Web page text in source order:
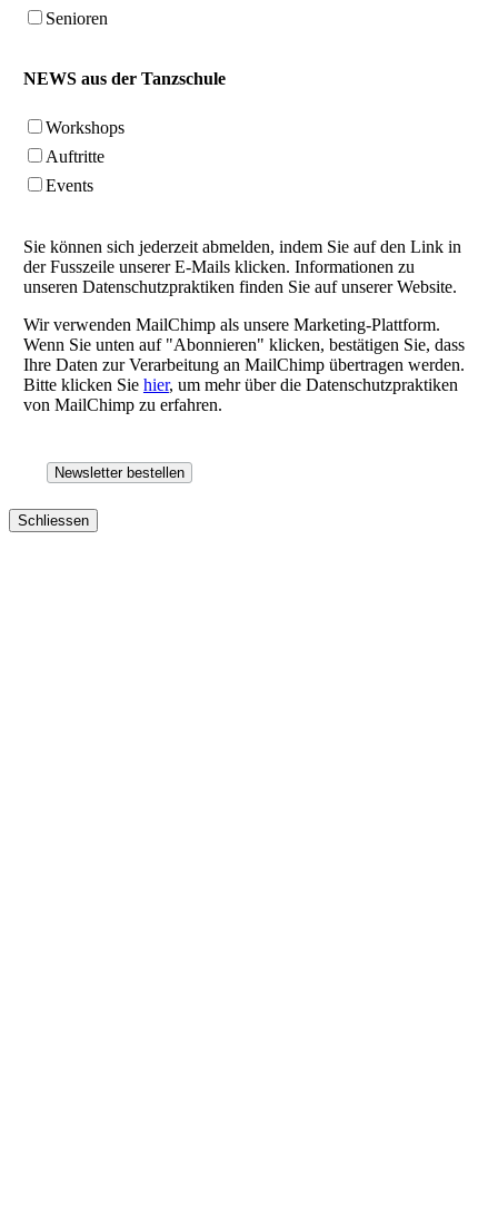
Senioren
NEWS aus der Tanzschule
Workshops
Auftritte
Events
Sie können sich jederzeit abmelden, indem Sie auf den Link in
der Fusszeile unserer E-Mails klicken. Informationen zu
unseren Datenschutzpraktiken finden Sie auf unserer Website.
Wir verwenden MailChimp als unsere Marketing-Plattform.
Wenn Sie unten auf "Abonnieren" klicken, bestätigen Sie, dass
Ihre Daten zur Verarbeitung an MailChimp übertragen werden.
Bitte klicken Sie hier, um mehr über die Datenschutzpraktiken
von MailChimp zu erfahren.
Schliessen